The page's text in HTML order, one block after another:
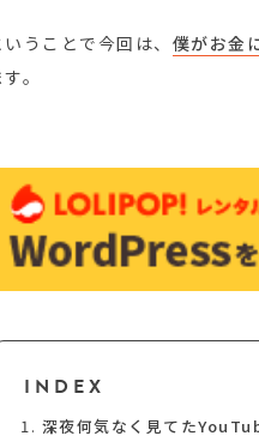
いうことで今回は、 僕がお金
。
INDEX
深夜何気なく見てた